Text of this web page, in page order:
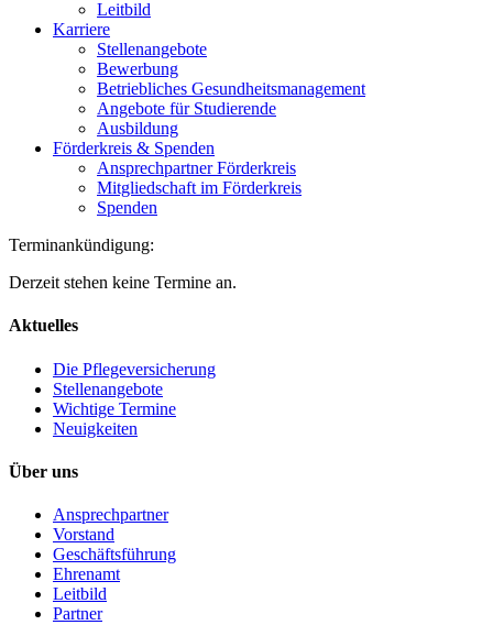
Leitbild
Karriere
Stellenangebote
Bewerbung
Betriebliches Gesundheitsmanagement
Angebote für Studierende
Ausbildung
Förderkreis & Spenden
Ansprechpartner Förderkreis
Mitgliedschaft im Förderkreis
Spenden
Terminankündigung:
Derzeit stehen keine Termine an.
Aktuelles
Die Pflegeversicherung
Stellenangebote
Wichtige Termine
Neuigkeiten
Über uns
Ansprechpartner
Vorstand
Geschäftsführung
Ehrenamt
Leitbild
Partner